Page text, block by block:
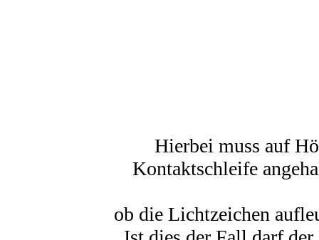
Hierbei muss auf
Kontaktschleife
ob die Lichtzeichen